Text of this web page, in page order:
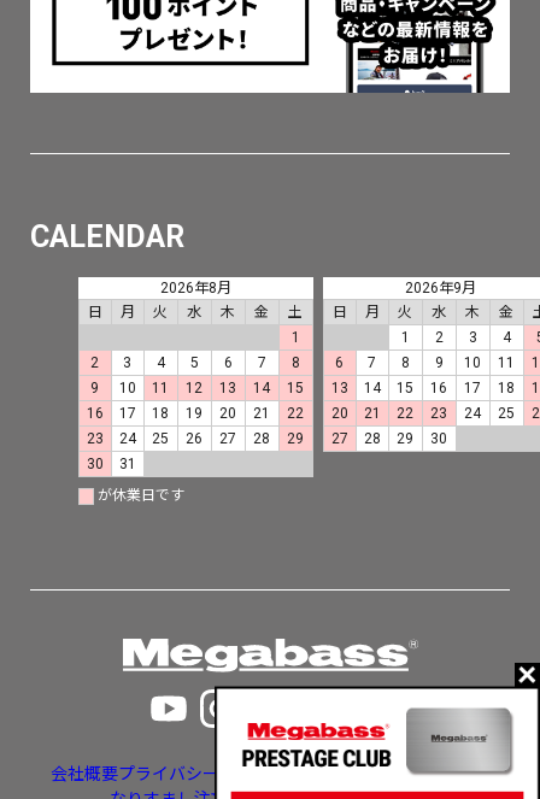
CALENDAR
2026年8月
日
月 火 水 木 金
土
1
2
3 4 5 6 7
8
9
10 11 12 13 14
15
16
17 18 19 20 21
22
23
24 25 26 27 28
29
30
31
2026年9月
日
月 火 水 木 金
1
2 3 4
6
7 8 9 10 11
13
14 15 16 17 18
20
21 22 23 24 25
27
28 29 30
が休業日です
会社概要プライバシーポリシー 特定商取引法に基づく表示